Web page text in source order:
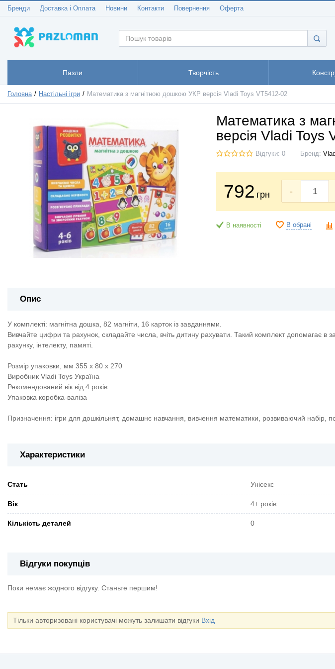
Бренди Доставка і Оплата Новини Контакти Повернення Оферта
Пазли Творчість
Головна Настільні ігри Математика з магнітною дошкою УКР версія Vladi Toys VT5412-02
Математика з
версія Vladi Toys
Відгуки: 0 Бренд:
792 грн -
В наявності В обрані
Опис
У комплекті: магнітна дошка, 82 магніти, 16 карток із завданнями.
Вивчайте цифри та рахунок, складайте числа, вчіть дитину рахувати. Такий комплект допомагає в
рахунку, інтелекту, памяті.
Розмір упаковки, мм 355 x 80 x 270
Виробник Vladi Toys Україна
Рекомендований вік від 4 років
Упаковка коробка-валіза
Призначення: ігри для дошкільнят, домашнє навчання, вивчення математики, розвиваючий набір,
Характеристики
Стать Унісекс
Вік 4+ років
Кількість деталей 0
Відгуки покупців
Поки немає жодного відгуку. Станьте першим!
Тільки авторизовані користувачі можуть залишати відгуки Вхід